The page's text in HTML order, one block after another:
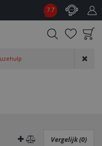
7.7
aan wensenlijst
Vergelijk (0)